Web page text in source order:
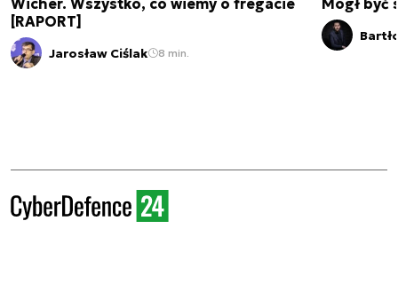
Wicher. Wszystko, co wiemy o fregacie
[RAPORT]
Jarosław Ciślak 8 min.
Mógł być